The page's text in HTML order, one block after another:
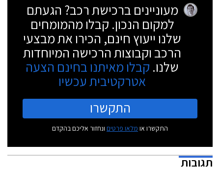
מעוניינים ברכישת רכב? הגעתם
למקום הנכון. קבלו מהמומחים
שלנו ייעוץ חינם, הכירו את מבצעי
הרכב וקבוצות הרכישה המיוחדות
שלנו. קבלו מאיתנו בחינם הצעה
אטרקטיבית עכשיו
התקשרו
התקשרו או מלאו פרטים ונחזור אליכם בהקדם
תגובות